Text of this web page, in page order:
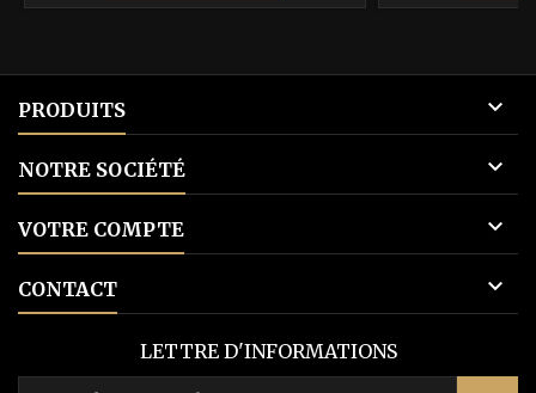
PRODUITS 
NOTRE SOCIÉTÉ 
VOTRE COMPTE 
CONTACT 
LETTRE D'INFORMATIONS